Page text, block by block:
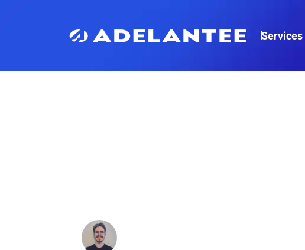
Services